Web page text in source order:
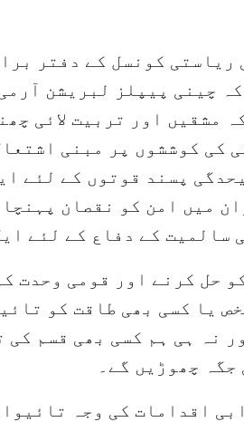
ریاستی کونسل کے دفتر
چینی پیپلز لبریشن
مشقیں اور تربیت لائی
کی کوششوں پر مبنی
پسند قوتوں کے لئے
میں امن کو نقصان
سالمیت کے دفاع کے لئے
حل کرنے اور قومی وحدت
یا کسی بھی طاقت کو
نہ ہی ہم کسی بھی قسم کی
چھوڑیں گے۔
اقدامات کی وجہ